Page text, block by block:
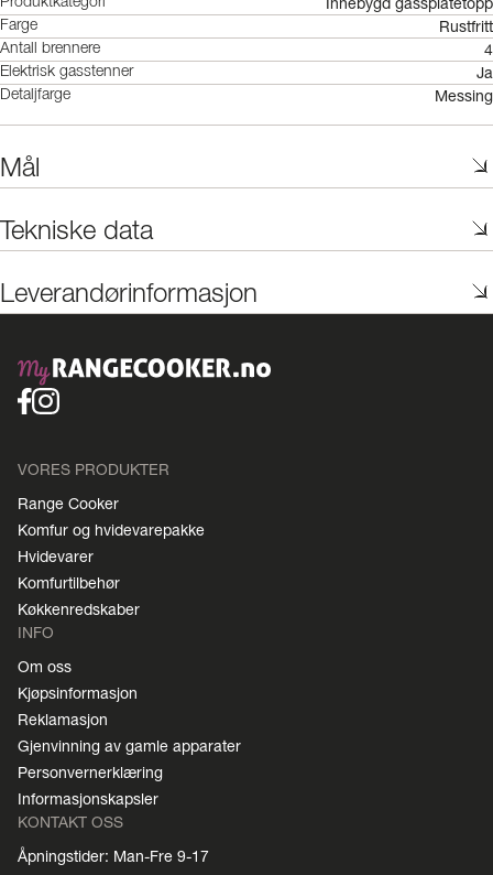
Farge Rustfritt
Antall brennere 4
Elektrisk gasstenner Ja
Detaljfarge Messing
Mål
Tekniske data
Leverandørinformasjon
VORES PRODUKTER
Range Cooker
Komfur og hvidevarepakke
Hvidevarer
Komfurtilbehør
Køkkenredskaber
INFO
Om oss
Kjøpsinformasjon
Reklamasjon
Gjenvinning av gamle apparater
Personvernerklæring
Informasjonskapsler
KONTAKT OSS
Åpningstider: Man-Fre 9-17